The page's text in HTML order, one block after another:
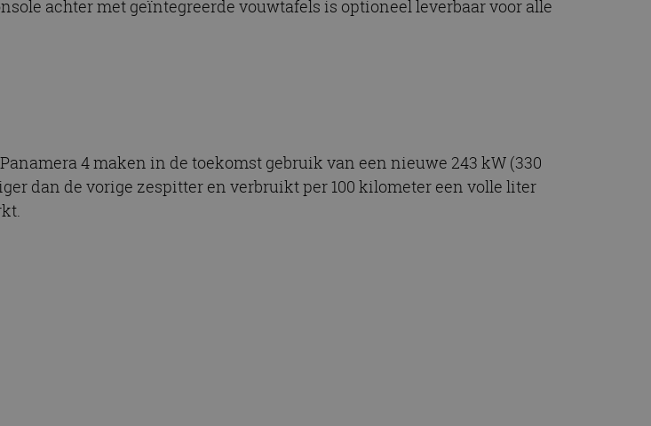
achter met geïntegreerde vouwtafels is optioneel leverbaar voor alle
4 maken in de toekomst gebruik van een nieuwe 243 kW (330
dan de vorige zespitter en verbruikt per 100 kilometer een volle liter